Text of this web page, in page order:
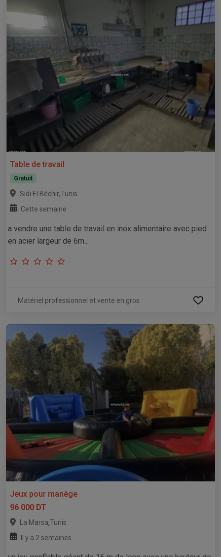
Table de travail
Gratuit
Sidi El Béchir,Tunis
Cette semaine
a vendre une table de travail en inox alimentaire avec pied
en acier largeur de 6m...
Matériel professionnel et vente en gros
Jeux pour manège
96 000 DT
La Marsa,Tunis
Il y a 2 semaines